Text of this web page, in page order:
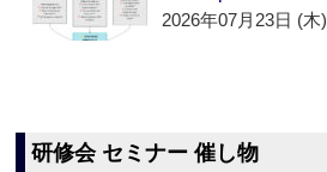
2026年07月23日 (木)
研修会 セミナー 催し物